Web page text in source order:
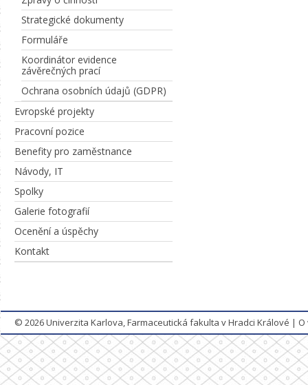
Strategické dokumenty
Formuláře
Koordinátor evidence
závěrečných prací
Ochrana osobních údajů (GDPR)
Evropské projekty
Pracovní pozice
Benefity pro zaměstnance
Návody, IT
Spolky
Galerie fotografií
Ocenění a úspěchy
Kontakt
© 2026Univerzita Karlova, Farmaceutická fakulta v Hradci Králové |